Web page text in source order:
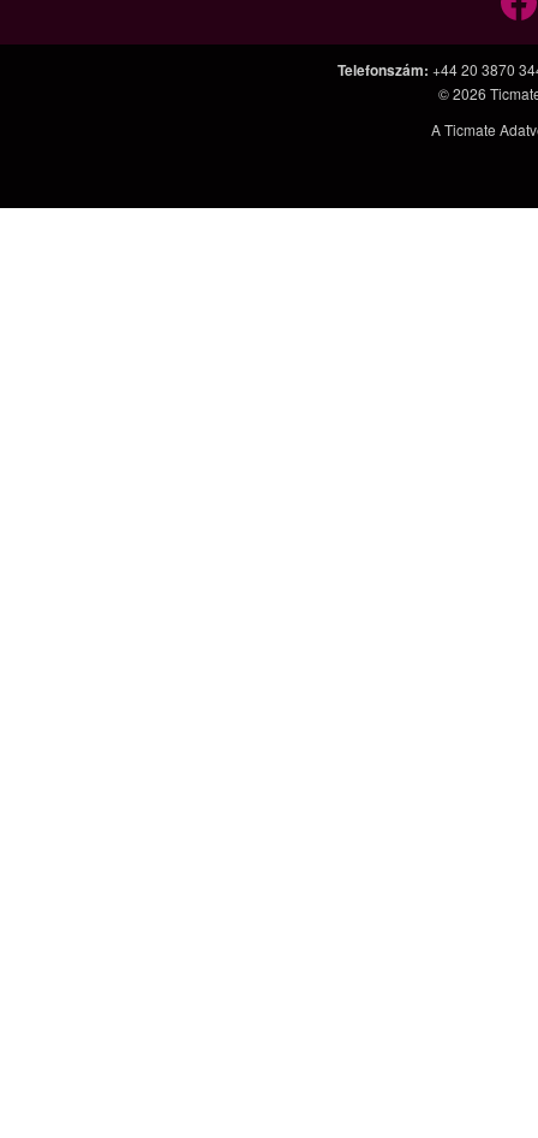
Telefonszám: +44 20 3870
© 2026
A Ticmate